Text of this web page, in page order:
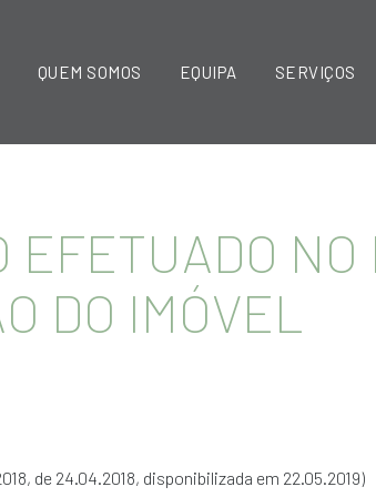
QUEM SOMOS EQUIPA SERVIÇOS
EFETUADO NO
DO IMÓVEL
de 24.04.2018, disponibilizada em 22.05.2019)